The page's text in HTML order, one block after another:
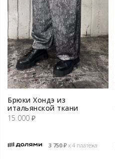
Брюки Хондэ из
итальянской ткани
15 000 ₽
3 750₽х 4 платежа